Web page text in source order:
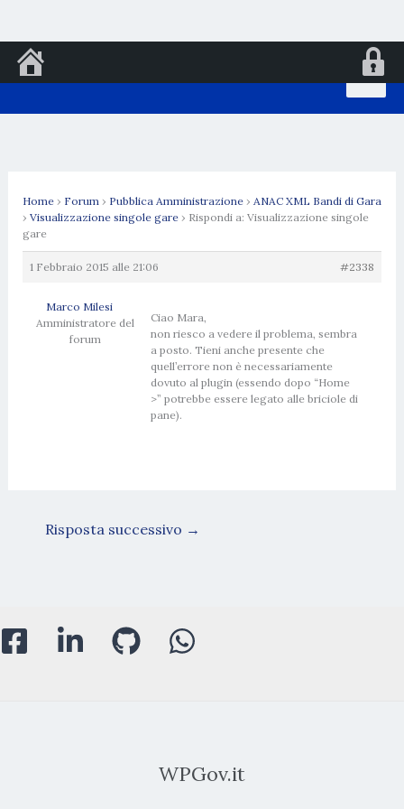
al
Home › Forum › Pubblica Amministrazione › ANAC XML Bandi di Gara
› Visualizzazione singole gare › Rispondi a: Visualizzazione singole
gare
1 Febbraio 2015 alle 21:06 #2338
Marco Milesi
Amministratore del
forum
Ciao Mara,
non riesco a vedere il problema, sembra
a posto. Tieni anche presente che
quell’errore non è necessariamente
dovuto al plugin (essendo dopo “Home
>” potrebbe essere legato alle briciole di
pane).
Risposta successivo →
WPGov.it